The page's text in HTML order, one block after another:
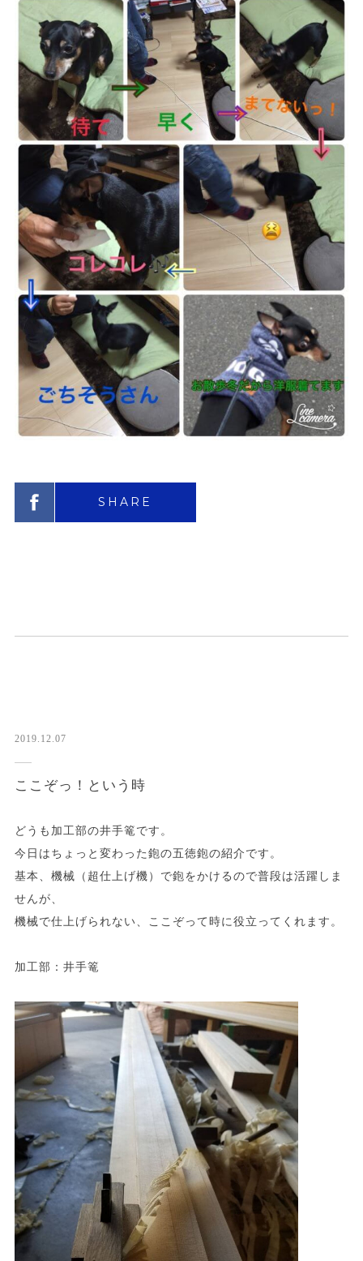
SHARE
2019.12.07
ここぞっ！という時
どうも加工部の井手篭です。
今日はちょっと変わった鉋の五徳鉋の紹介です。
基本、機械（超仕上げ機）で鉋をかけるので普段は活躍しま
せんが、
機械で仕上げられない、ここぞって時に役立ってくれます。
加工部：井手篭